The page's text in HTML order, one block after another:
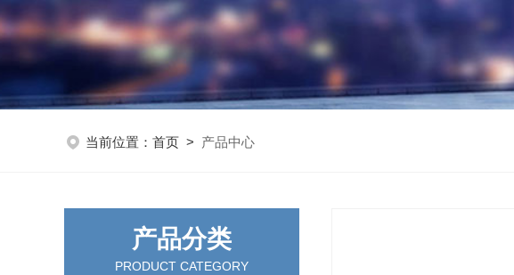
当前位置： 首页 > 产品中心
产品分类
PRODUCT CATEGORY